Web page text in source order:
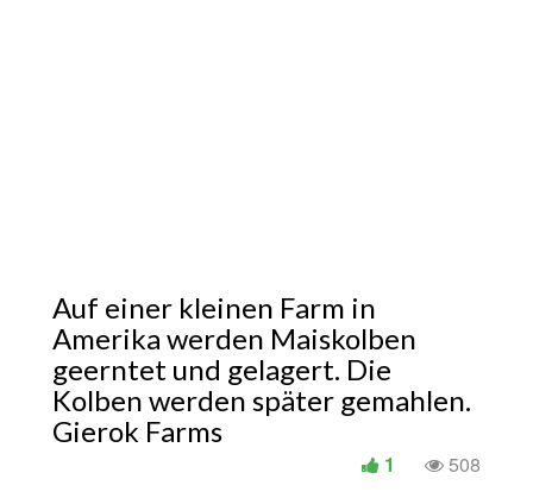
Auf einer kleinen Farm in
Amerika werden Maiskolben
geerntet und gelagert. Die
Kolben werden später gemahlen.
Gierok Farms
508
1